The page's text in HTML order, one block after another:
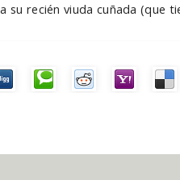
recién viuda cuñada (que